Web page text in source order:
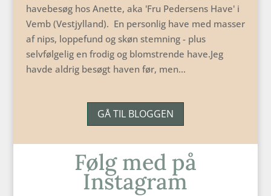
havebesøg hos Anette, aka 'Fru Pedersens Have' i
Vemb (Vestjylland). En personlig have med masser
af nips, loppefund og skøn stemning - plus
selvfølgelig en frodig og blomstrende have.Jeg
havde aldrig besøgt haven før, men...
GÅ TIL BLOGGEN
Følg med på
Instagram